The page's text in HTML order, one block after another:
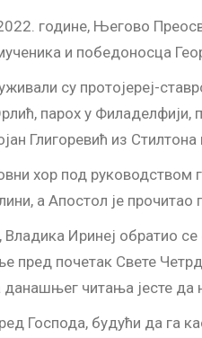
године, Његово
и победоносца
су протојереј-
парох у
Глигоревић из
хор под
а Апостол је прочитао
Иринеј обратио
пред почетак Свете
данашњег читања јесте
Господа, будући да га